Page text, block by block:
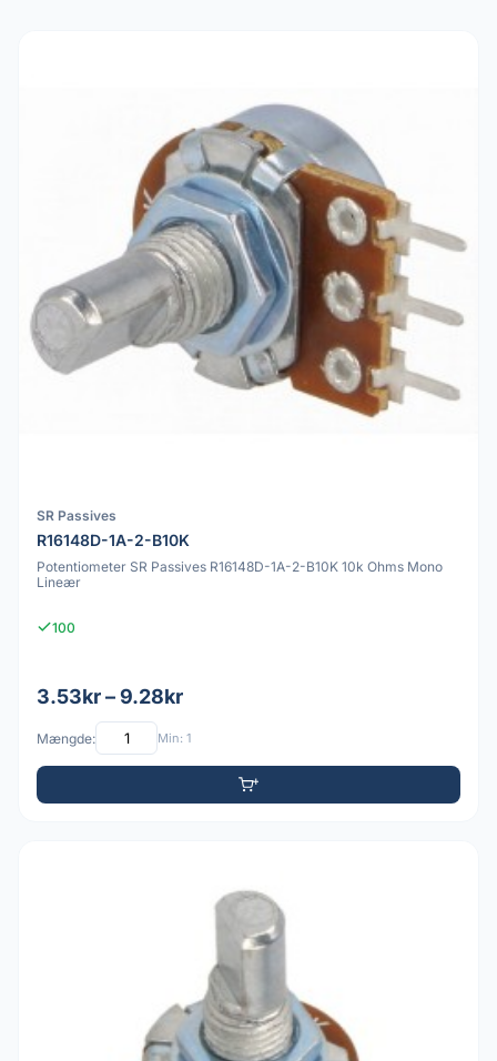
SR Passives
R16148D-1A-2-B10K
Potentiometer SR Passives R16148D-1A-2-B10K 10k Ohms Mono
Lineær
100
3.53kr – 9.28kr
Mængde: Min: 1